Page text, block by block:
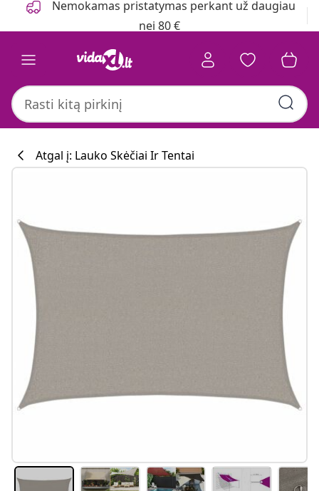
Nemokamas pristatymas perkant už daugiau
nei 80 €
Atgal į: Lauko Skėčiai Ir Tentai